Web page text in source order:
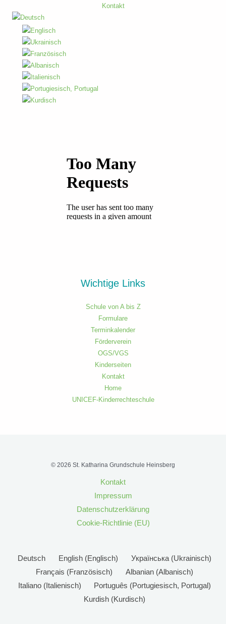
Kontakt
Wichtige Links
Schule von A bis Z
Formulare
Terminkalender
Förderverein
OGS/VGS
Kinderseiten
Kontakt
Home
UNICEF-Kinderrechteschule
© 2026 St. Katharina Grundschule Heinsberg
Kontakt
Impressum
Datenschutzerklärung
Cookie-Richtlinie (EU)
Deutsch English(Englisch) Українська(Ukrainisch)
Français (Französisch) Albanian(Albanisch)
Italiano(Italienisch) Português (Portugiesisch, Portugal)
Kurdish(Kurdisch)